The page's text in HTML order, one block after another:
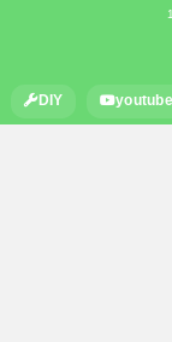
DIY youtube